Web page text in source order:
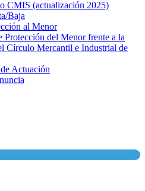
CMIS (actualización 2025)
Baja
al Menor
Protección del Menor frente a la
Círculo Mercantil e Industrial de
Actuación